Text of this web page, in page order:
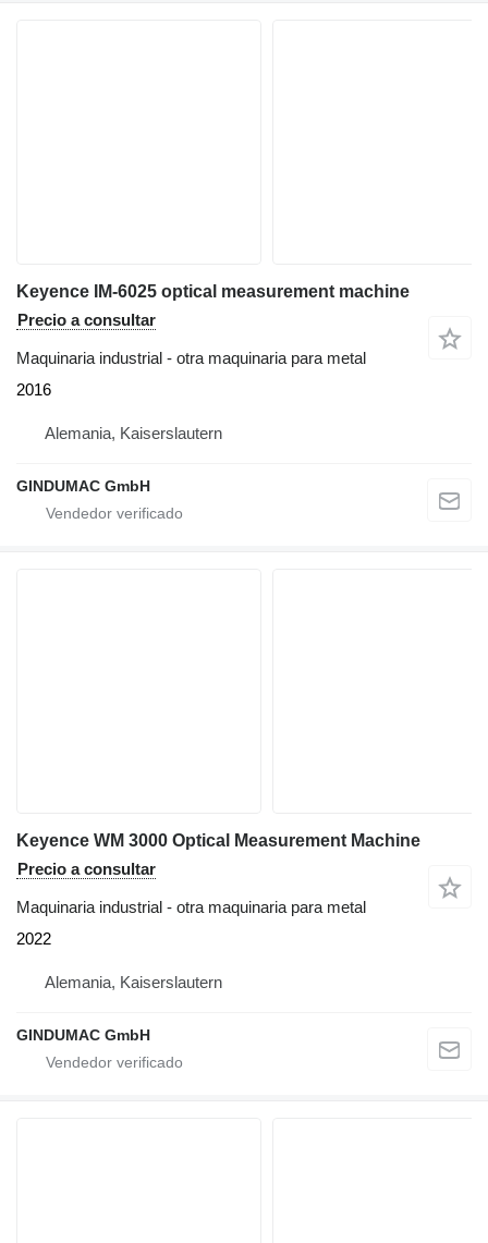
Keyence IM-6025 optical measurement machine
Precio a consultar
Maquinaria industrial - otra maquinaria para metal
2016
Alemania, Kaiserslautern
GINDUMAC GmbH
Keyence WM 3000 Optical Measurement Machine
Precio a consultar
Maquinaria industrial - otra maquinaria para metal
2022
Alemania, Kaiserslautern
GINDUMAC GmbH